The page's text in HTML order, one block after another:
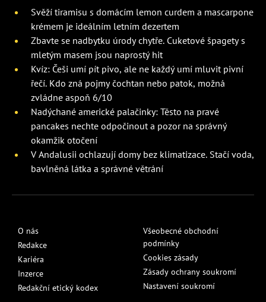
Svěží tiramisu s domácím lemon curdem a mascarpone
krémem je ideálním letním dezertem
Zbavte se nadbytku úrody chytře. Cuketové špagety s
mletým masem jsou naprostý hit
Kvíz: Češi umí pít pivo, ale ne každý umí mluvit pivní
řečí. Kdo zná pojmy čochtan nebo patok, možná
zvládne aspoň 6/10
Nadýchané americké palačinky: Těsto na pravé
pancakes nechte odpočinout a pozor na správný
okamžik otočení
V Andalusii ochlazují domy bez klimatizace. Stačí voda,
bavlněná látka a správné větrání
O nás
Redakce
Kariéra
Inzerce
Redakční etický kodex
Všeobecné obchodní
podmínky
Cookies zásady
Zásady ochrany soukromí
Nastavení soukromí